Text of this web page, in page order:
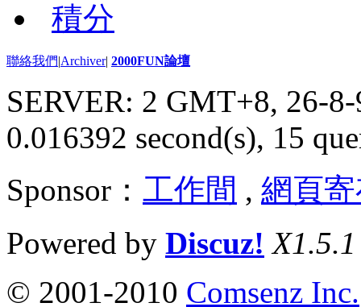
積分
聯絡我們|Archiver| 2000FUN論壇
SERVER: 2 GMT+8, 26-
0.016392 second(s), 15
Sponsor： 工作間 , 網頁
Powered by Discuz! X1.5.1
© 2001-2010 Comsenz Inc.